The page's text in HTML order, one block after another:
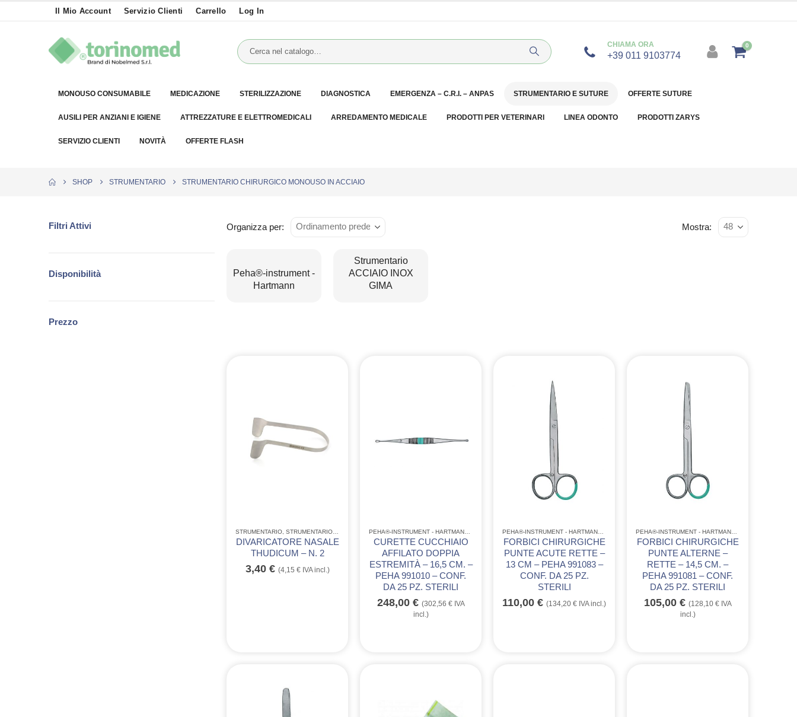
Il Mio Account Servizio Clienti Carrello Log In
CHIAMA ORA
+39 011 9103774
0
MONOUSO CONSUMABILE MEDICAZIONE STERILIZZAZIONE DIAGNOSTICA EMERGENZA – C.R.I. – ANPAS STRUMENTARIO E SUTURE OFFERTE SUTURE
AUSILI PER ANZIANI E IGIENE ATTREZZATURE E ELETTROMEDICALI ARREDAMENTO MEDICALE PRODOTTI PER VETERINARI LINEA ODONTO PRODOTTI ZARYS
SERVIZIO CLIENTI NOVITÀ OFFERTE FLASH
SHOP STRUMENTARIO STRUMENTARIO CHIRURGICO MONOUSO IN ACCIAIO
Organizza per: Mostra:
Peha®-instrument -
Hartmann
Strumentario
ACCIAIO INOX
GIMA
STRUMENTARIO STRUMENTARIO ACCIAIO INOX GIMA ,STRUMENTARIO CHIRURGICO MONOUSO IN ACCIAIO
DIVARICATORE NASALE
THUDICUM – N. 2
3,40 € (4,15 €IVA incl.)
STRUMENTARIO,STRUMENTARIO CHIRURGICO MONOUSO IN ACCIAIO
CURETTE CUCCHIAIO
AFFILATO DOPPIA
ESTREMITÀ – 16,5 CM. –
PEHA 991010 – CONF.
DA 25 PZ. STERILI
248,00 € (302,56 €IVA
incl.)
STRUMENTARIO,STRUMENTARIO CHIRURGICO MONOUSO IN
FORBICI CHIRURGICHE
PUNTE ACUTE RETTE –
13 CM – PEHA 991083 –
CONF. DA 25 PZ.
STERILI
110,00 € (134,20 € IVA incl.)
FORBICI CHIRURGICHE
PUNTE ALTERNE –
RETTE – 14,5 CM. –
PEHA 991081 – CONF.
DA 25 PZ. STERILI
105,00 € (128,10 €IVA
incl.)
Filtri Attivi
Disponibilità
Prezzo